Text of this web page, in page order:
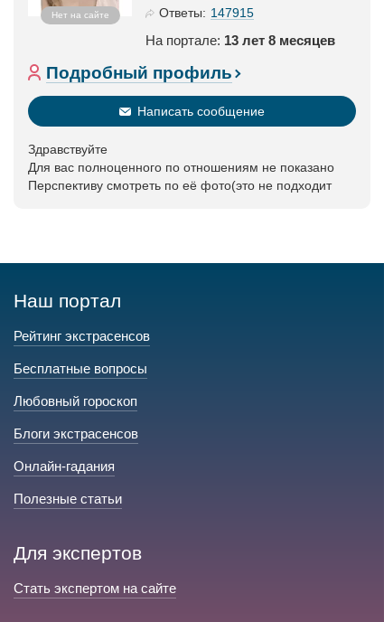
Нет на сайте
Ответы: 147915
На портале: 13 лет 8 месяцев
Подробный профиль
Написать сообщение
Здравствуйте
Для вас полноценного по отношениям не показано
Перспективу смотреть по её фото(это не подходит
Наш портал
Рейтинг экстрасенсов
Бесплатные вопросы
Любовный гороскоп
Блоги экстрасенсов
Онлайн-гадания
Полезные статьи
Для экспертов
Стать экспертом на сайте